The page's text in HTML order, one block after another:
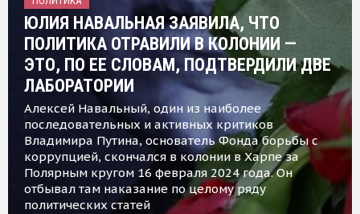
ЮЛИЯ НАВАЛЬНАЯ ЗАЯВИЛА, ЧТО
ПОЛИТИКА ОТРАВИЛИ В КОЛОНИИ —
ЭТО, ПО ЕЕ СЛОВАМ, ПОДТВЕРДИЛИ ДВЕ
ЛАБОРАТОРИИ
Алексей Навальный, один из наиболее
последовательных и активных критиков
Владимира Путина, основатель Фонда борьбы с
коррупцией, скончался в колонии в Харпе за
Полярным кругом 16 февраля 2024 года. Он
отбывал там наказание по целому ряду
политических статей